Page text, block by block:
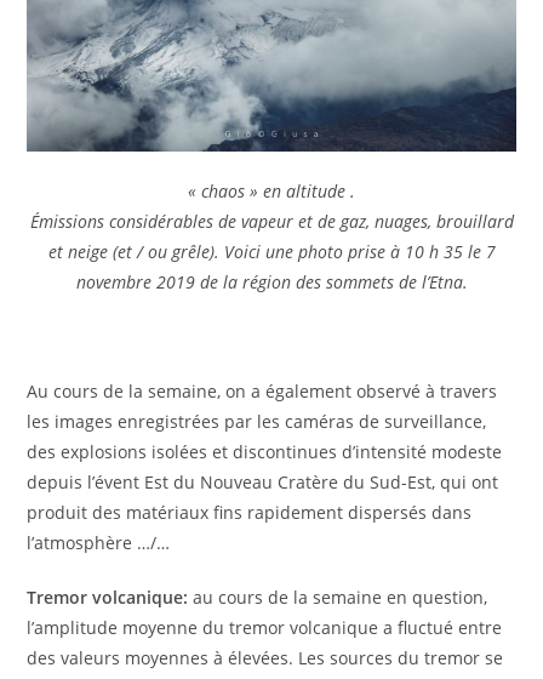
« chaos » en altitude .
Émissions considérables de vapeur et de gaz, nuages, brouillard
et neige (et / ou grêle). Voici une photo prise à 10 h 35 le 7
novembre 2019 de la région des sommets de l’Etna.
Au cours de la semaine, on a également observé à travers
les images enregistrées par les caméras de surveillance,
des explosions isolées et discontinues d’intensité modeste
depuis l’évent Est du Nouveau Cratère du Sud-Est, qui ont
produit des matériaux fins rapidement dispersés dans
l’atmosphère …/…
Tremor volcanique: au cours de la semaine en question,
l’amplitude moyenne du tremor volcanique a fluctué entre
des valeurs moyennes à élevées. Les sources du tremor se